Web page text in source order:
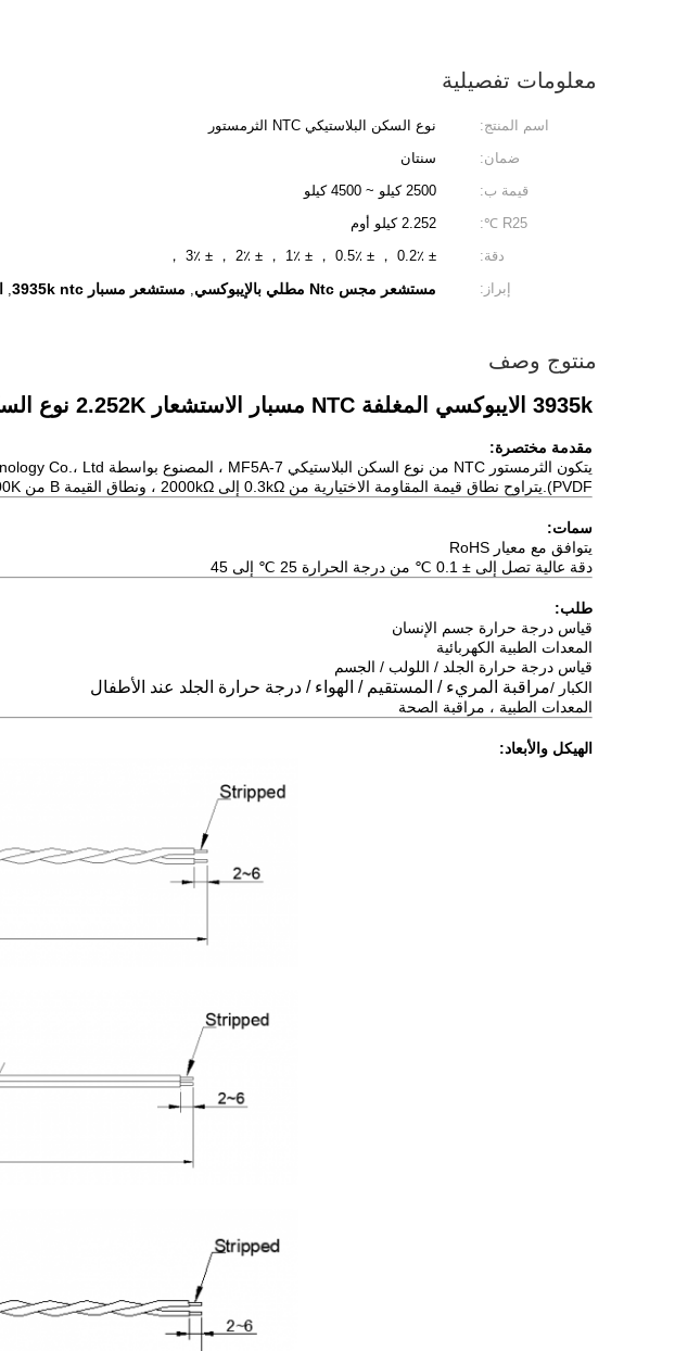
معلومات تفصيلية
اسم المنتج: نوع السكن البلاستيكي NTC الثرمستور
ضمان:
سنتان
قيمة ب:
2500 كيلو ~ 4500 كيلو
R25 ℃:
2.252 كيلو أوم
دقة:
± 0.2٪ ， ± 0.5٪ ， ± 1٪ ， ± 2٪ ， ± 3٪ ，
إبراز:
مستشعر مجس Ntc مطلي بالإيبوكسي , مستشعر مسبار 3935k ntc ,
منتوج وصف
3935k الايبوكسي المغلفة NTC مسبار الاستشعار 2.252K نوع السكن البلاستيكي
مقدمة مختصرة:
PVDF).يتراوح نطاق قيمة المقاومة الاختيارية من 0.3kΩ إلى 2000kΩ ، ونطاق القيمة B من 2500K إلى 4500K.
سمات:
يتوافق مع معيار RoHS
دقة عالية تصل إلى ± 0.1 ℃ من درجة الحرارة 25 ℃ إلى 45
طلب:
قياس درجة حرارة جسم الإنسان
المعدات الطبية الكهربائية
قياس درجة حرارة الجلد / اللولب / الجسم
الكبار /مراقبة المريء / المستقيم / الهواء / درجة حرارة الجلد عند الأطفال
المعدات الطبية ، مراقبة الصحة
الهيكل والأبعاد: